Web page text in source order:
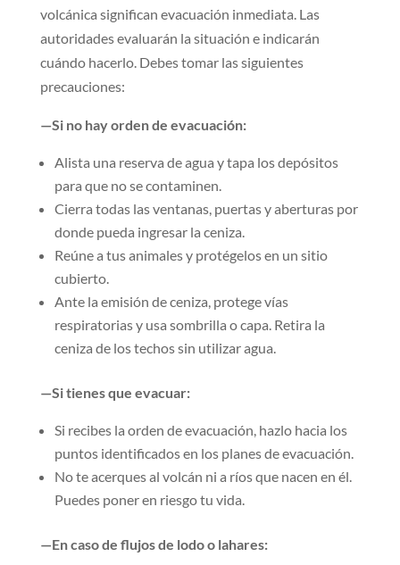
volcánica significan evacuación inmediata. Las
autoridades evaluarán la situación e indicarán
cuándo hacerlo. Debes tomar las siguientes
precauciones:
—Si no hay orden de evacuación:
Alista una reserva de agua y tapa los depósitos
para que no se contaminen.
Cierra todas las ventanas, puertas y aberturas por
donde pueda ingresar la ceniza.
Reúne a tus animales y protégelos en un sitio
cubierto.
Ante la emisión de ceniza, protege vías
respiratorias y usa sombrilla o capa. Retira la
ceniza de los techos sin utilizar agua.
—Si tienes que evacuar:
Si recibes la orden de evacuación, hazlo hacia los
puntos identificados en los planes de evacuación.
No te acerques al volcán ni a ríos que nacen en él.
Puedes poner en riesgo tu vida.
—En caso de flujos de lodo o lahares: